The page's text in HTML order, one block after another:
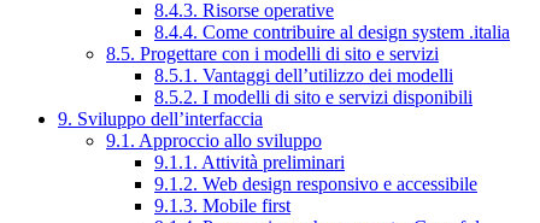
8.4.3. Risorse operative
8.4.4. Come contribuire al design system .italia
8.5. Progettare con i modelli di sito e servizi
8.5.1. Vantaggi dell’utilizzo dei modelli
8.5.2. I modelli di sito e servizi disponibili
9. Sviluppo dell’interfaccia
9.1. Approccio allo sviluppo
9.1.1. Attività preliminari
9.1.2. Web design responsivo e accessibile
9.1.3. Mobile first